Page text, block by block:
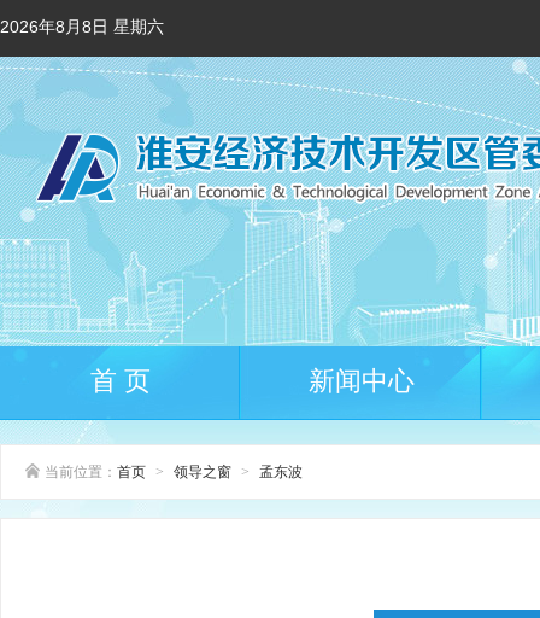
2026年8月8日 星期六
首 页 新闻中心
当前位置： 首页 > 领导之窗 > 孟东波